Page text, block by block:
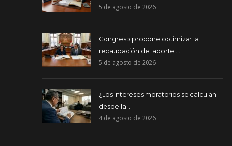
5 de agosto de 2026
Congreso propone optimizar la
recaudación del aporte ...
5 de agosto de 2026
¿Los intereses moratorios se calculan
desde la ...
4 de agosto de 2026